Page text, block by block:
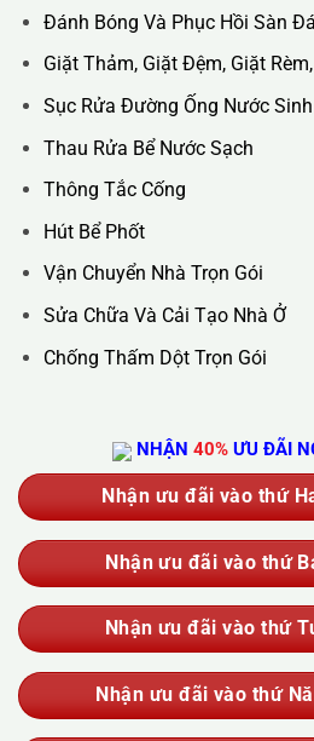
Trụ Sở Chính :36C Ngõ 89 Lê Đức
TP Hà Nội
Hotline : 0388.444.445
Vệ Sinh Công Nghiệp
Vệ Sinh Kính Nhà Cao Tầng
Đánh Bóng Và Phục Hồi Sàn
Giặt Thảm, Giặt Đệm, Giặt
Sục Rửa Đường Ống Nước
Thau Rửa Bể Nước Sạch